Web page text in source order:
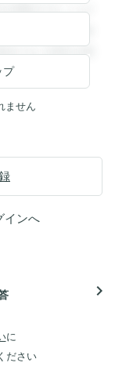
閲覧することが
できます。登録
すると回答を閲
プ
ません
インへ
navigate_next
に
ださい